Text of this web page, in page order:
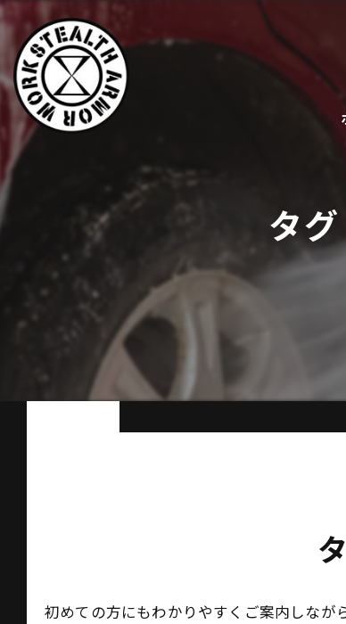
タ
初めての方にもわかりやすくご案内しなが